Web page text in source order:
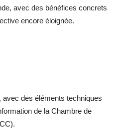
avec des bénéfices concrets
encore éloignée.
des éléments techniques
de la Chambre de